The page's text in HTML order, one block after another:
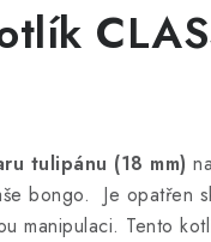
tulipánu (18 mm)
bongo.
Je opatřen
manipulaci. Tento